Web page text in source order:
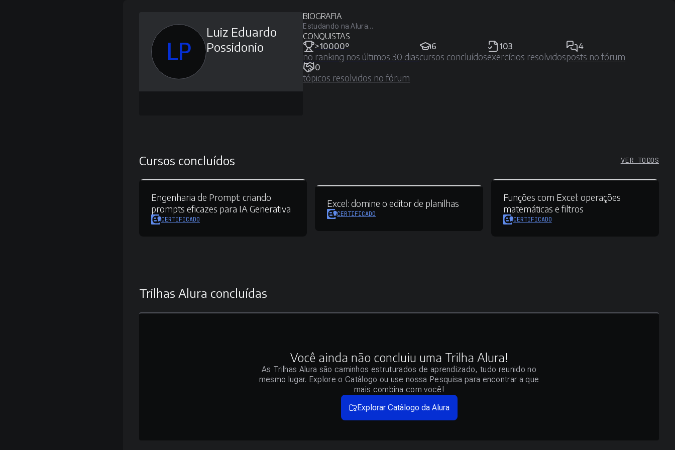
LP
Luiz Eduardo
Possidonio
BIOGRAFIA
Estudando na Alura...
CONQUISTAS
>10000º
no ranking nos últimos 30 dias
6
cursos concluídos
103
exercícios resolvidos
4
posts no fórum
0
tópicos resolvidos no fórum
Cursos concluídos VER TODOS
Engenharia de Prompt: criando
prompts eficazes para IA Generativa
CERTIFICADO
Excel: domine o editor de planilhas
CERTIFICADO
Funções com Excel: operações
matemáticas e filtros
CERTIFICADO
Trilhas Alura concluídas
Você ainda não concluiu uma Trilha Alura!
As Trilhas Alura são caminhos estruturados de aprendizado, tudo reunido no
mesmo lugar. Explore o Catálogo ou use nossa Pesquisa para encontrar a que
mais combina com você!
Explorar Catálogo da Alura